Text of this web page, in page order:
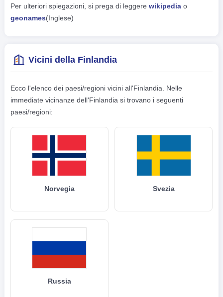
Per ulteriori spiegazioni, si prega di leggere wikipediao
geonames(Inglese)
Vicini della Finlandia
Ecco l'elenco dei paesi/regioni vicini all'Finlandia. Nelle
immediate vicinanze dell'Finlandia si trovano i seguenti
paesi/regioni:
Norvegia Svezia
Russia